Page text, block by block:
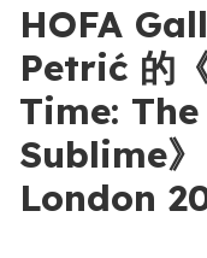
HOFA
Petrić 的
Time:
Sublime
London